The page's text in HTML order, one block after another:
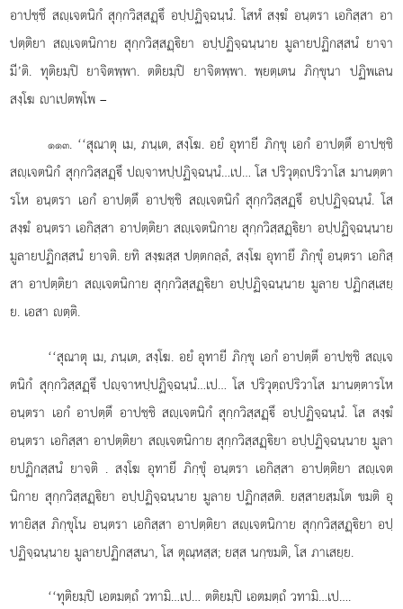
อาปชฺชึ สฺเจตนิกํ สุกฺกวิสฺสฏฺึ อปฺปฏิจฺฉนฺนํ. โสหํ สงฺฆํ อนฺตรา เอกิสฺสา อา
ปตฺติยา สฺเจตนิกาย สุกฺกวิสฺสฏฺิยา อปฺปฏิจฺฉนฺนาย มูลายปฏิกสฺสนํ ยาจา
มี’ติ. ทุติยมฺปิ ยาจิตพฺพา. ตติยมฺปิ ยาจิตพฺพา. พฺยตฺเตน ภิกฺขุนา ปฏิพเลน
สงฺโฆ าเปตพฺโพ –
๑๑๓. ‘‘สุณาตุ เม, ภนฺเต, สงฺโฆ. อยํ อุทายี ภิกฺขุ เอกํ อาปตฺตึ อาปชฺชิ
สฺเจตนิกํ สุกฺกวิสฺสฏฺึ ปฺจาหปฺปฏิจฺฉนฺนํ…เป…โส ปริวุตฺถปริวาโส มานตฺตา
รโห อนฺตรา เอกํ อาปตฺตึ อาปชฺชิ สฺเจตนิกํ สุกฺกวิสฺสฏฺึ อปฺปฏิจฺฉนฺนํ. โส
สงฺฆํ อนฺตรา เอกิสฺสา อาปตฺติยา สฺเจตนิกาย สุกฺกวิสฺสฏฺิยา อปฺปฏิจฺฉนฺนาย
มูลายปฏิกสฺสนํ ยาจติ. ยทิ สงฺฆสฺส ปตฺตกลฺลํ, สงฺโฆ อุทายึ ภิกฺขุํ อนฺตรา เอกิสฺ
สา อาปตฺติยา สฺเจตนิกาย สุกฺกวิสฺสฏฺิยา อปฺปฏิจฺฉนฺนาย มูลาย ปฏิกสฺเสยฺ
ย. เอสา ตฺติ.
‘‘สุณาตุ เม, ภนฺเต, สงฺโฆ. อยํ อุทายี ภิกฺขุ เอกํ อาปตฺตึ อาปชฺชิ สฺเจ
ตนิกํ สุกฺกวิสฺสฏฺึ ปฺจาหปฺปฏิจฺฉนฺนํ…เป… โส ปริวุตฺถปริวาโส มานตฺตารโห
อนฺตรา เอกํ อาปตฺตึ อาปชฺชิ สฺเจตนิกํ สุกฺกวิสฺสฏฺึ อปฺปฏิจฺฉนฺนํ. โส สงฺฆํ
อนฺตรา เอกิสฺสา อาปตฺติยา สฺเจตนิกาย สุกฺกวิสฺสฏฺิยา อปฺปฏิจฺฉนฺนาย มูลา
ยปฏิกสฺสนํ ยาจติ . สงฺโฆ อุทายึ ภิกฺขุํ อนฺตรา เอกิสฺสา อาปตฺติยา สฺเจต
นิกาย สุกฺกวิสฺสฏฺิยา อปฺปฏิจฺฉนฺนาย มูลาย ปฏิกสฺสติ. ยสฺสายสฺมโต ขมติ อุ
ทายิสฺส ภิกฺขุโน อนฺตรา เอกิสฺสา อาปตฺติยา สฺเจตนิกาย สุกฺกวิสฺสฏฺิยา อปฺ
ปฏิจฺฉนฺนาย มูลายปฏิกสฺสนา, โส ตุณฺหสฺส; ยสฺส นกฺขมติ, โส ภาเสยฺย.
‘‘ทุติยมฺปิ เอตมตฺถํ วทามิ…เป… ตติยมฺปิ เอตมตฺถํ วทามิ…เป….